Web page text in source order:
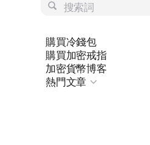
購買冷錢包
購買加密戒指
加密貨幣博客
熱門文章